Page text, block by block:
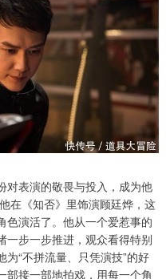
对表演的敬畏与投入，成为他
在《知否》里饰演顾廷烨，这
色演活了。他从一个爱惹事的
一步一步推进，观众看得特别
“不拼流量、只凭演技”的好
部接一部地拍戏，用每一个角